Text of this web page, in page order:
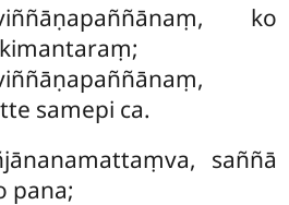
ko
samepi ca.
saññā
pana;